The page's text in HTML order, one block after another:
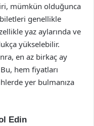
mümkün olduğunca
genellikle
yaz aylarında ve
yükselebilir.
en az birkaç ay
hem fiyatları
yer bulmanıza
Edin